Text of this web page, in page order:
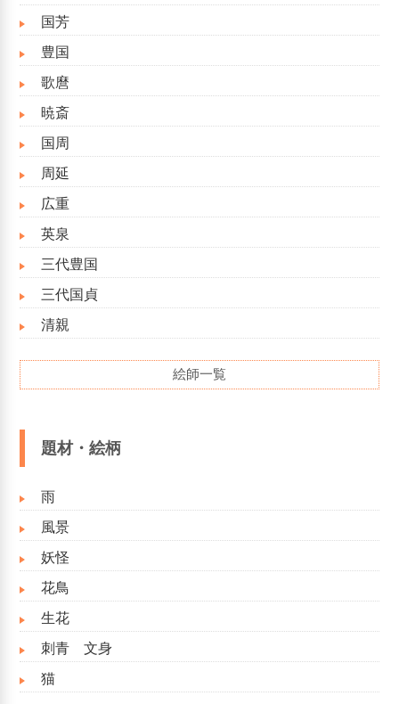
国芳
豊国
歌麿
暁斎
国周
周延
広重
英泉
三代豊国
三代国貞
清親
絵師一覧
題材・絵柄
雨
風景
妖怪
花鳥
生花
刺青 文身
猫